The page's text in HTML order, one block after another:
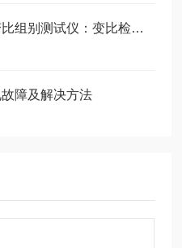
武汉特高压全自动变压器变比组别测试仪：变比检测的 “智能高效助手”
障及解决方法